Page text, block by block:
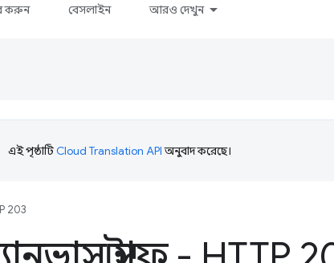
করুন বেসলাইন আরও দেখুন
এই পৃষ্ঠাটিCloud Translation APIঅনুবাদ করেছে।
203